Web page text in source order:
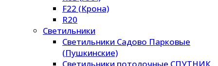
F22 (Крона)
R20
Светильники
Светильники Садово Парковые
(Пушкинские)